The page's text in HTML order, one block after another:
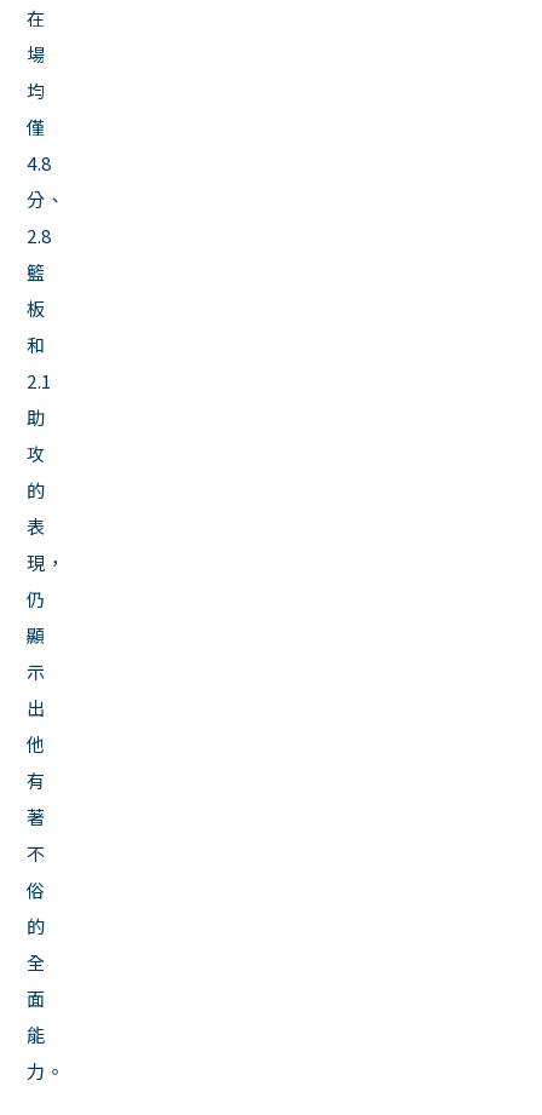
在
場
均
僅
4.8
分、
2.8
籃
板
和
2.1
助
攻
的
表
現，
仍
顯
示
出
他
有
著
不
俗
的
全
面
能
力。